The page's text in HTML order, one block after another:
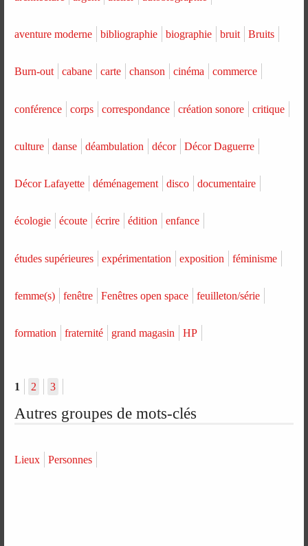
aventure moderne bibliographie biographie bruit Bruits
Burn-out cabane carte chanson cinéma commerce
conférence corps correspondance création sonore critique
culture danse déambulation décor Décor Daguerre
Décor Lafayette déménagement disco documentaire
écologie écoute écrire édition enfance
études supérieures expérimentation exposition féminisme
femme(s) fenêtre Fenêtres open space feuilleton/série
formation fraternité grand magasin HP
1 2 3
Autres groupes de mots-clés
Lieux Personnes